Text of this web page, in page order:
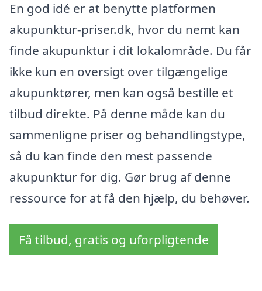
En god idé er at benytte platformen
akupunktur-priser.dk, hvor du nemt kan
finde akupunktur i dit lokalområde. Du får
ikke kun en oversigt over tilgængelige
akupunktører, men kan også bestille et
tilbud direkte. På denne måde kan du
sammenligne priser og behandlingstype,
så du kan finde den mest passende
akupunktur for dig. Gør brug af denne
ressource for at få den hjælp, du behøver.
Få tilbud, gratis og uforpligtende